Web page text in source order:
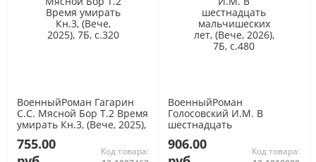
ВоенныйРоман Гагарин
С.С. Мясной Бор Т.2 Время
умирать Кн.3, (Вече, 2025),
755.00
Код товара:
ВоенныйРоман
Голосовский И.М. В
шестнадцать
2026), 7Б, c.480
906.00
Код товара: